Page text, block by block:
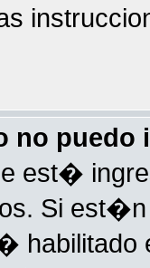
puedo
est�
Si est�n